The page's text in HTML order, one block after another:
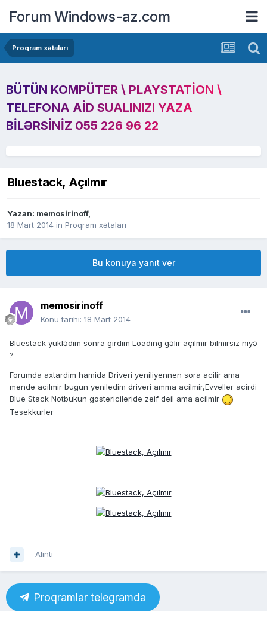
Forum Windows-az.com
Proqram xətaları
BÜTÜN KOMPÜTER \ PLAYSTATION \
TELEFONA AID SUALINIZI YAZA
BILƏRSINIZ 055 226 96 22
Bluestack, Açılmır
Yazan: memosirinoff,
18 Mart 2014 in Proqram xətaları
Bu konuya yanıt ver
memosirinoff
Konu tarihi: 18 Mart 2014
Bluestack yüklədim sonra girdim Loading gəlir açılmır bilmirsiz niyə
?
Forumda axtardim hamida Driveri yeniliyennen sora acilir ama
mende acilmir bugun yeniledim driveri amma acilmir,Evveller acirdi
Blue Stack Notbukun gostericileride zeif deil ama acilmir
Tesekkurler
Alıntı
Proqramlar telegramda